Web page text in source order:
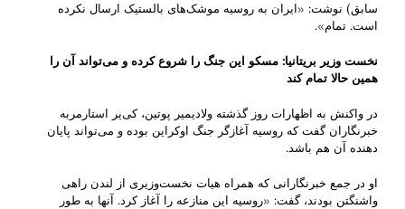
سابق) نوشت: «ایران به روسیه موشک‌های بالستیک ارسال نکرده
است. تمام».
نخست وزیر بریتانیا: مسکو این جنگ را شروع کرده و می‌تواند آن را
همین حالا تمام کند
در واکنش به اظهارات روز گذشته ولادیمیر پوتین، کی‌یر استارمربه
خبرنگاران گفت که روسیه آغازگر جنگ اوکراین بوده و می‌تواند پایان
دهنده آن هم باشد.
او در جمع خبرنگارانی که همراه هیات نخست‌وزیری از لندن راهی
واشنگتن بودند، گفت: «روسیه این منازعه را آغاز کرد. آنها به طور